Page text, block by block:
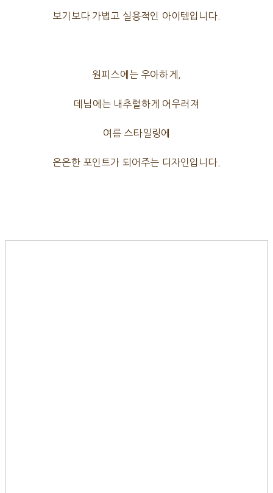
보기보다 가볍고 실용적인 아이템입니다.
원피스에는 우아하게,
데님에는 내추럴하게 어우러져
여름 스타일링에
은은한 포인트가 되어주는 디자인입니다.